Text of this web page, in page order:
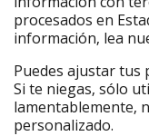
procesados en
información, lea
Puedes ajustar tus
Si te niegas, sólo
lamentablemente,
personalizado.